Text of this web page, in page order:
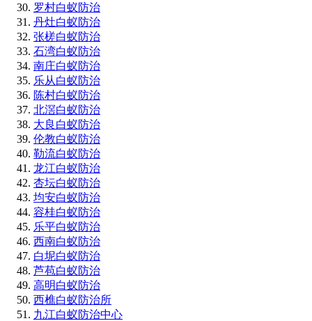
罗村白蚁防治
丹灶白蚁防治
张槎白蚁防治
石湾白蚁防治
南庄白蚁防治
乐从白蚁防治
陈村白蚁防治
北滘白蚁防治
大良白蚁防治
伦教白蚁防治
勒流白蚁防治
龙江白蚁防治
杏坛白蚁防治
均安白蚁防治
容桂白蚁防治
乐平白蚁防治
西南白蚁防治
白坭白蚁防治
芦苞白蚁防治
高明白蚁防治
西樵白蚁防治所
九江白蚁防治中心